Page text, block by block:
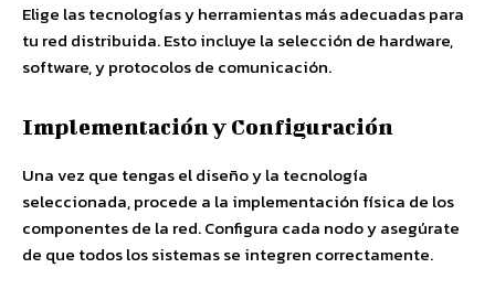
Elige las tecnologías y herramientas más adecuadas para
tu red distribuida. Esto incluye la selección de hardware,
software, y protocolos de comunicación.
Implementación y Configuración
Una vez que tengas el diseño y la tecnología
seleccionada, procede a la implementación física de los
componentes de la red. Configura cada nodo y asegúrate
de que todos los sistemas se integren correctamente.